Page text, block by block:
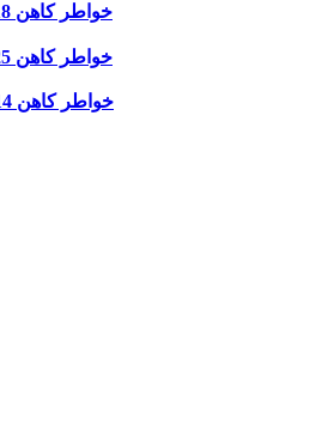
خواطر كاهن 18 اكتوبر 2016
خواطر كاهن 25 اكتوبر 2016
خواطر كاهن 14 فبراير 2017